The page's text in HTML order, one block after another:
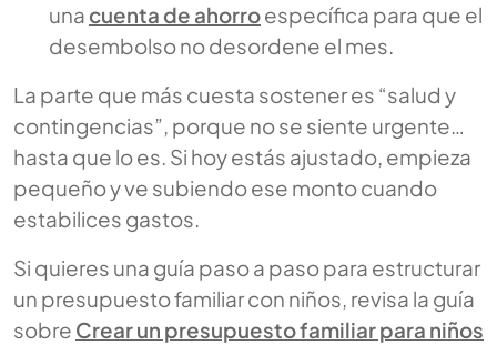
una cuenta de ahorroespecífica para que el
desembolso no desordene el mes.
La parte que más cuesta sostener es “salud y
contingencias”, porque no se siente urgente…
hasta que lo es. Si hoy estás ajustado, empieza
pequeño y ve subiendo ese monto cuando
estabilices gastos.
Si quieres una guía paso a paso para estructurar
un presupuesto familiar con niños, revisa la guía
sobre Crear un presupuesto familiar para niños